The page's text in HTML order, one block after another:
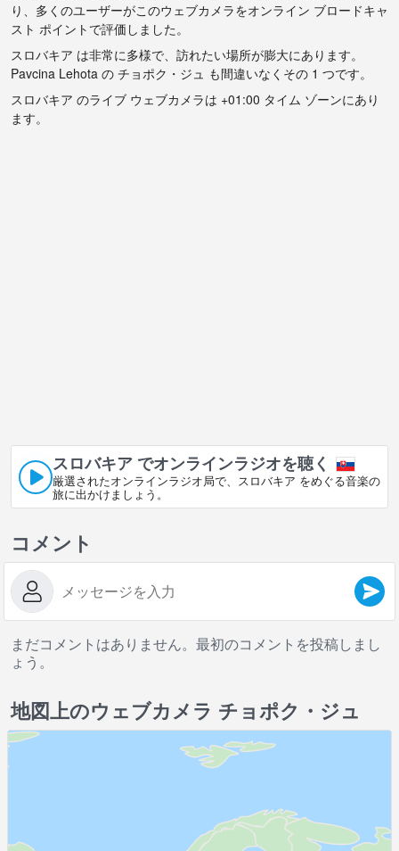
り、多くのユーザーがこのウェブカメラをオンライン ブロードキャ
スト ポイントで評価しました。
スロバキア は非常に多様で、訪れたい場所が膨大にあります。
Pavcina Lehota の チョポク・ジュ も間違いなくその 1 つです。
スロバキア のライブ ウェブカメラは +01:00 タイム ゾーンにあり
ます。
スロバキア でオンラインラジオを聴く
厳選されたオンラインラジオ局で、スロバキア をめぐる音楽の
旅に出かけましょう。
コメント
まだコメントはありません。最初のコメントを投稿しまし
ょう。
地図上のウェブカメラ チョポク・ジュ